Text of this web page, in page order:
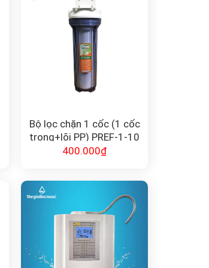
Bộ lọc chặn 1 cốc (1 cốc
trong+lõi PP) PREF-1-10
400.000₫